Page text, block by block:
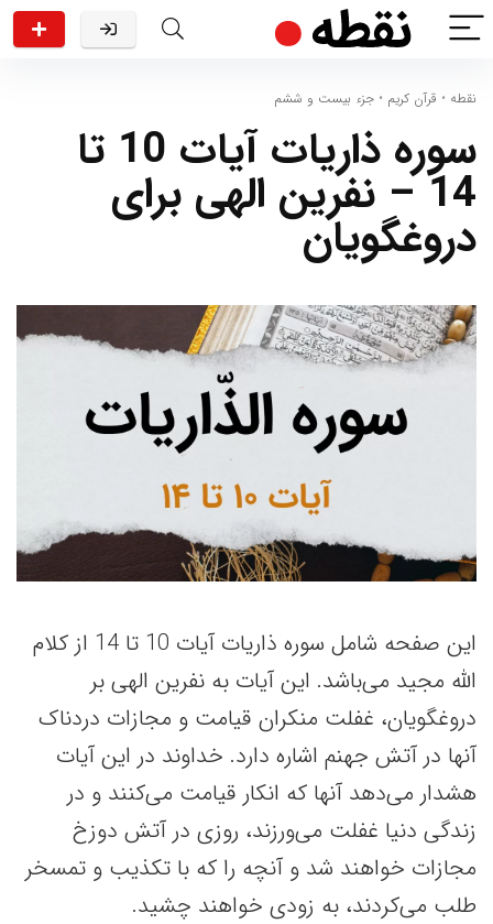
نقطه • قرآن کریم • جزء بیست و ششم
سوره ذاریات آیات 10 تا
14 – نفرین الهی برای
دروغگویان
این صفحه شامل سوره ذاریات آیات 10 تا 14 از کلام
الله مجید می‌باشد. این آیات به نفرین الهی بر
دروغگویان، غفلت منکران قیامت و مجازات دردناک
آنها در آتش جهنم اشاره دارد. خداوند در این آیات
هشدار می‌دهد آنها که انکار قیامت می‌کنند و در
زندگی دنیا غفلت می‌ورزند، روزی در آتش دوزخ
مجازات خواهند شد و آنچه را که با تکذیب و تمسخر
طلب می‌کردند، به زودی خواهند چشید.